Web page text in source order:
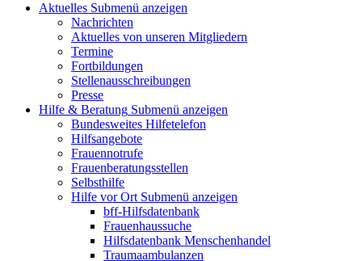
Aktuelles Submenü anzeigen
Nachrichten
Aktuelles von unseren Mitgliedern
Termine
Fortbildungen
Stellenausschreibungen
Presse
Hilfe & Beratung Submenü anzeigen
Bundesweites Hilfetelefon
Hilfsangebote
Frauennotrufe
Frauenberatungsstellen
Selbsthilfe
Hilfe vor Ort Submenü anzeigen
bff-Hilfsdatenbank
Frauenhaussuche
Hilfsdatenbank Menschenhandel
Traumaambulanzen